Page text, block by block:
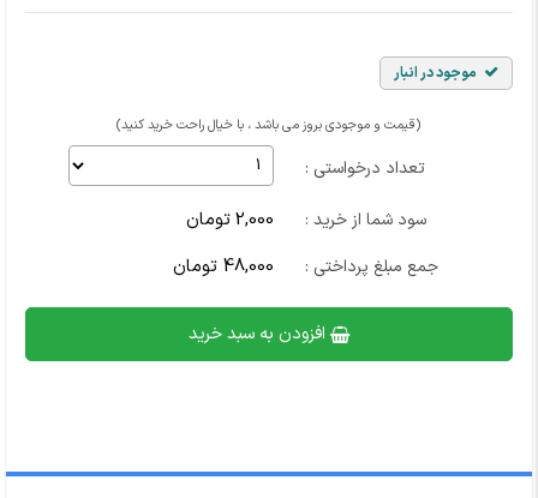
موجود در انبار
(قیمت و موجودی بروز می باشد ، با خیال راحت خرید کنید)
تعداد درخواستی :
سود شما از خرید : 2,000 تومان
جمع مبلغ پرداختی : 48,000 تومان
افزودن به سبد خرید